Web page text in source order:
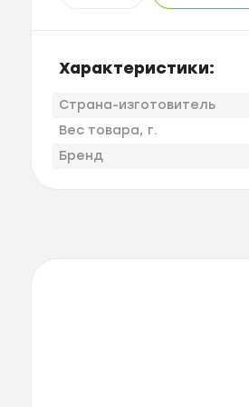
Характеристики:
Страна-изготовитель
Вес товара, г.
Бренд